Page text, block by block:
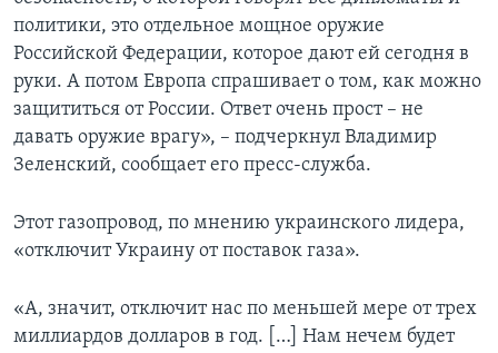
политики, это отдельное мощное оружие
Российской Федерации, которое дают ей сегодня в
руки. А потом Европа спрашивает о том, как можно
защититься от России. Ответ очень прост – не
давать оружие врагу», – подчеркнул Владимир
Зеленский, сообщает его пресс-служба.
Этот газопровод, по мнению украинского лидера,
«отключит Украину от поставок газа».
«А, значит, отключит нас по меньшей мере от трех
миллиардов долларов в год. […] Нам нечем будет